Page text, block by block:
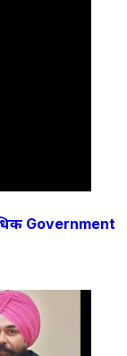
Government